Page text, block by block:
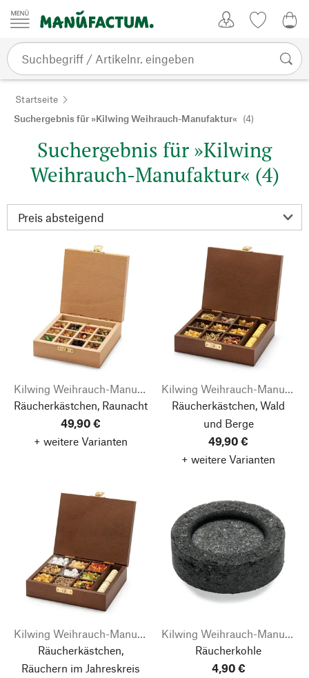
Zum Inhalt springen
Startseite
Suchergebnis für »Kilwing Weihrauch-Manufaktur« (4)
Suchergebnis für »Kilwing
Weihrauch-Manufaktur« (4)
Kilwing Weihrauch-Manufaktur
Räucherkästchen, Raunacht
49,90 €
+ weitere Varianten
Kilwing Weihrauch-Manufaktur
Räucherkästchen, Wald
und Berge
49,90 €
+ weitere Varianten
Kilwing Weihrauch-Manufaktur
Räucherkästchen,
Räuchern im Jahreskreis
Kilwing Weihrauch-Manufaktur
Räucherkohle
4,90 €